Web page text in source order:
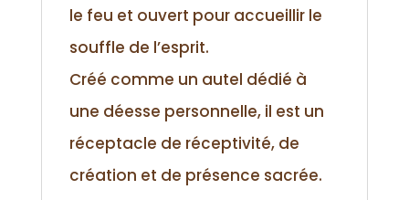
le feu et ouvert pour accueillir le
souffle de l’esprit.
Créé comme un autel dédié à
une déesse personnelle, il est un
réceptacle de réceptivité, de
création et de présence sacrée.